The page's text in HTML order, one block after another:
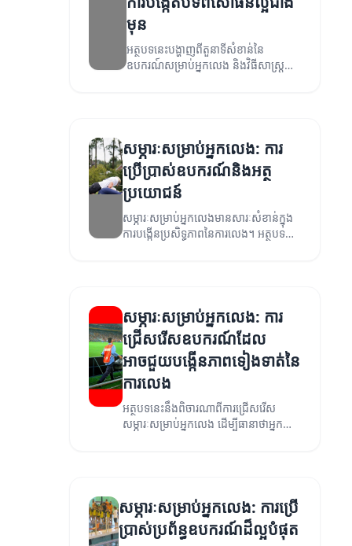
មុន
អត្ថបទនេះបង្ហាញពីតួនាទីសំខាន់នៃ
ឧបករណ៍សម្រាប់អ្នកលេង និងវិធីសាស្ត្រ
សម្ភារៈសម្រាប់អ្នកលេង: ការ
ប្រើប្រាស់ឧបករណ៍និងអត្ថ
ប្រយោជន៍
សម្ភារៈសម្រាប់អ្នកលេងមានសារៈសំខាន់ក្នុង
ការបង្កើនប្រសិទ្ធភាពនៃការលេង។ អត្ថបទនេះ
សម្ភារៈសម្រាប់អ្នកលេង: ការ
ជ្រើសរើសឧបករណ៍ដែល
អាចជួយបង្កើនភាពទៀងទាត់នៃ
ការលេង
អត្ថបទនេះនឹងពិចារណាពីការជ្រើសរើស
សម្ភារៈសម្រាប់អ្នកលេង ដើម្បីធានាថាអ្នក
សម្ភារៈសម្រាប់អ្នកលេង: ការប្រើ
ប្រាស់ប្រព័ន្ធឧបករណ៍ដ៏ល្អបំផុត